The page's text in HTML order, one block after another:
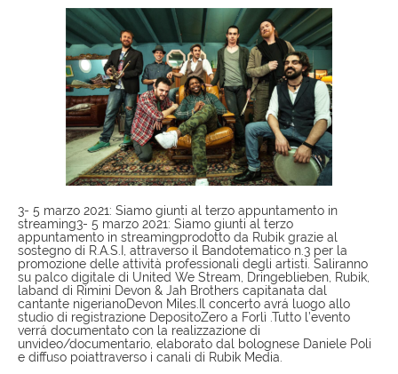
3- 5 marzo 2021: Siamo giunti al terzo appuntamento in
streaming3- 5 marzo 2021: Siamo giunti al terzo
appuntamento in streamingprodotto da Rubik grazie al
sostegno di R.A.S.I, attraverso il Bandotematico n.3 per la
promozione delle attività professionali degli artisti. Saliranno
su palco digitale di United We Stream, Dringeblieben, Rubik,
laband di Rimini Devon & Jah Brothers capitanata dal
cantante nigerianoDevon Miles.Il concerto avrá luogo allo
studio di registrazione DepositoZero a Forlì .Tutto l’evento
verrá documentato con la realizzazione di
unvideo/documentario, elaborato dal bolognese Daniele Poli
e diffuso poiattraverso i canali di Rubik Media.